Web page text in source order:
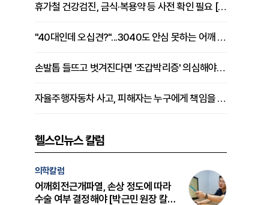
휴가철 건강검진, 금식·복용약 등 사전 확인 필요 [정도감 원장 칼럼]
"40대인데 오십견?"...3040도 안심 못하는 어깨 유착성 관절낭염
손발톱 들뜨고 벗겨진다면 '조갑박리증' 의심해야 [김철윤 원장 칼럼]
자율주행자동차 사고, 피해자는 누구에게 책임을 물을 수 있을까
헬스인뉴스 칼럼
의학칼럼
어깨회전근개파열, 손상 정도에 따라
수술 여부 결정해야 [박근민 원장 칼